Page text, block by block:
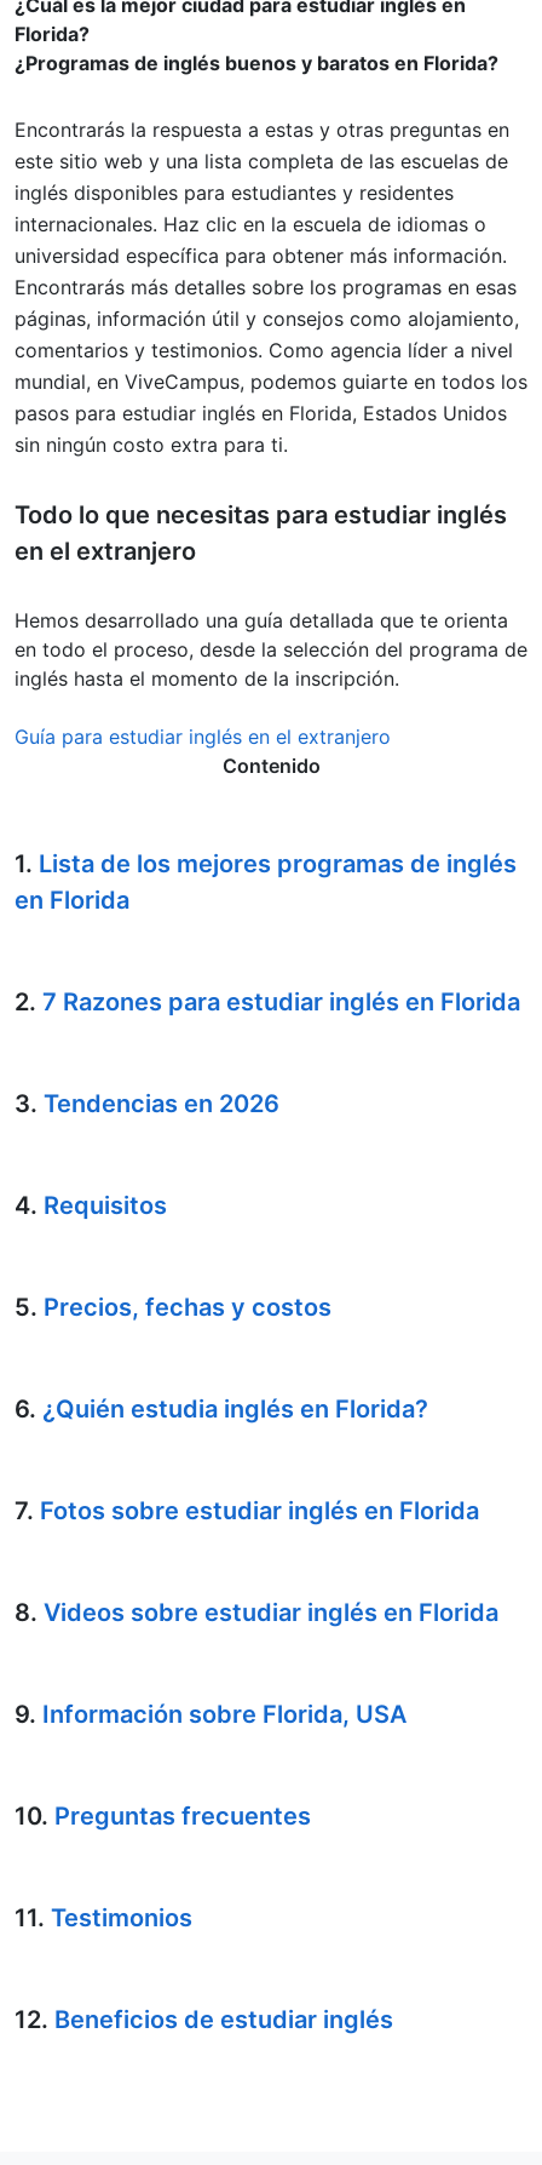
¿Cuál es la mejor ciudad para estudiar inglés en
Florida?
¿Programas de inglés buenos y baratos en Florida?
Encontrarás la respuesta a estas y otras preguntas en
este sitio web y una lista completa de las escuelas de
inglés disponibles para estudiantes y residentes
internacionales. Haz clic en la escuela de idiomas o
universidad específica para obtener más información.
Encontrarás más detalles sobre los programas en esas
páginas, información útil y consejos como alojamiento,
comentarios y testimonios. Como agencia líder a nivel
mundial, en ViveCampus, podemos guiarte en todos los
pasos para estudiar inglés en Florida, Estados Unidos
sin ningún costo extra para ti.
Todo lo que necesitas para estudiar inglés
en el extranjero
Hemos desarrollado una guía detallada que te orienta
en todo el proceso, desde la selección del programa de
inglés hasta el momento de la inscripción.
Guía para estudiar inglés en el extranjero
Contenido
1. Lista de los mejores programas de inglés
en Florida
2. 7 Razones para estudiar inglés en Florida
3. Tendencias en 2026
4. Requisitos
5. Precios, fechas y costos
6. ¿Quién estudia inglés en Florida?
7. Fotos sobre estudiar inglés en Florida
8. Videos sobre estudiar inglés en Florida
9. Información sobre Florida, USA
10. Preguntas frecuentes
11. Testimonios
12. Beneficios de estudiar inglés